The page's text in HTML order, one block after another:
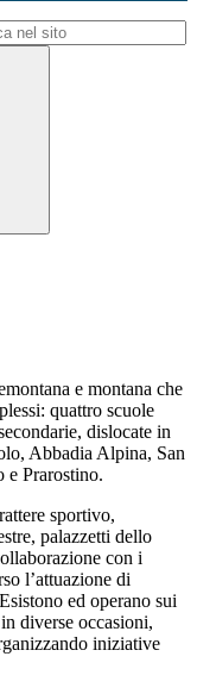
e montana che
quattro scuole
dislocate in
Abbadia Alpina, San
e Prarostino.
sportivo,
palazzetti dello
con i
l’attuazione di
ed operano sui
diverse occasioni,
iniziative